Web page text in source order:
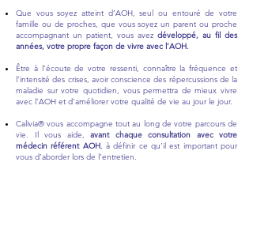
Que vous soyez atteint d’AOH, seul ou entouré de votre
famille ou de proches, que vous soyez un parent ou proche
accompagnant un patient, vous avez développé, au fil des
années, votre propre façon de vivre avec l’AOH.
Être à l’écoute de votre ressenti, connaître la fréquence et
l’intensité des crises, avoir conscience des répercussions de la
maladie sur votre quotidien, vous permettra de mieux vivre
avec l’AOH et d’améliorer votre qualité de vie au jour le jour.
Calivia® vous accompagne tout au long de votre parcours de
vie. Il vous aide, avant chaque consultation avec votre
médecin référent AOH, à définir ce qu’il est important pour
vous d’aborder lors de l’entretien.